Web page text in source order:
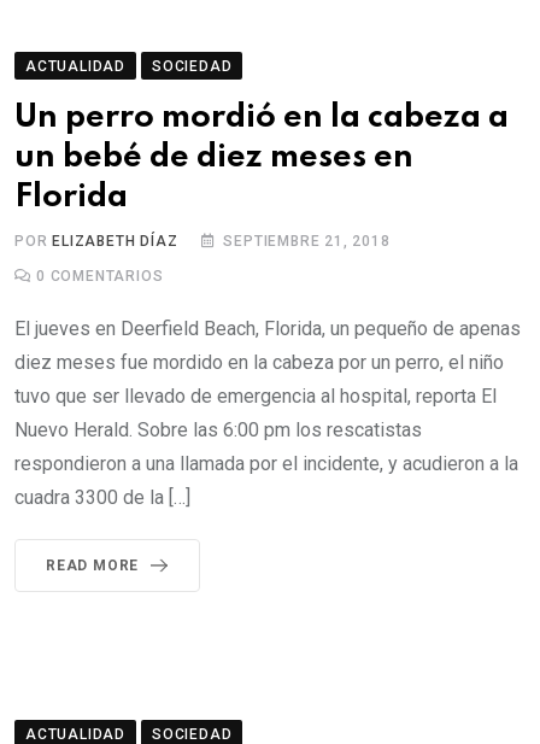
ACTUALIDAD SOCIEDAD
Un perro mordió en la cabeza a
un bebé de diez meses en
Florida
PORELIZABETH DÍAZ SEPTIEMBRE 21, 2018
0 COMENTARIOS
El jueves en Deerfield Beach, Florida, un pequeño de apenas
diez meses fue mordido en la cabeza por un perro, el niño
tuvo que ser llevado de emergencia al hospital, reporta El
Nuevo Herald. Sobre las 6:00 pm los rescatistas
respondieron a una llamada por el incidente, y acudieron a la
cuadra 3300 de la […]
READ MORE
ACTUALIDAD SOCIEDAD